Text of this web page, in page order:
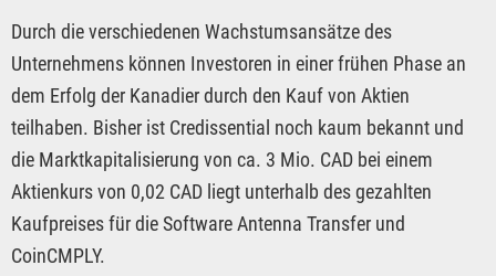
Durch die verschiedenen Wachstumsansätze des
Unternehmens können Investoren in einer frühen Phase an
dem Erfolg der Kanadier durch den Kauf von Aktien
teilhaben. Bisher ist Credissential noch kaum bekannt und
die Marktkapitalisierung von ca. 3 Mio. CAD bei einem
Aktienkurs von 0,02 CAD liegt unterhalb des gezahlten
Kaufpreises für die Software Antenna Transfer und
CoinCMPLY.